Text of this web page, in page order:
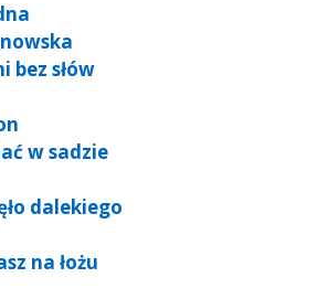
bez słów
w sadzie
dalekiego
na łożu